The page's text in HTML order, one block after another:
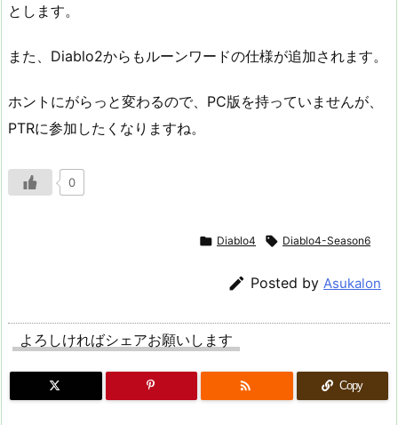
とします。
また、Diablo2からもルーンワードの仕様が追加されます。
ホントにがらっと変わるので、PC版を持っていませんが、
PTRに参加したくなりますね。
0
 Diablo4  Diablo4-Season6
 Posted by Asukalon
よろしければシェアお願いします
 Copy